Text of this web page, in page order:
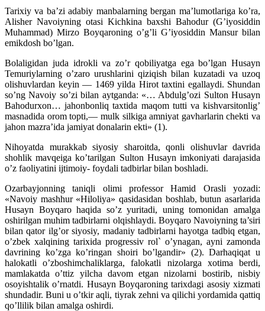
Tarixiy va ba’zi adabiy manbalarning bergan ma’lumotlariga ko’ra,
Alisher Navoiyning otasi Kichkina baxshi Bahodur (G’iyosiddin
Muhammad) Mirzo Boyqaroning o’g’li G’iyosiddin Mansur bilan
emikdosh bo’lgan.
Bolaligidan juda idrokli va zo’r qobiliyatga ega bo’lgan Husayn
Temuriylarning o’zaro urushlarini qiziqish bilan kuzatadi va uzoq
olishuvlardan keyin — 1469 yilda Hirot taxtini egallaydi. Shundan
so’ng Navoiy so’zi bilan aytganda: «… Abdulg’ozi Sulton Husayn
Bahodurxon… jahonbonliq taxtida maqom tutti va kishvarsitonlig’
masnadida orom topti,— mulk silkiga amniyat gavharlarin chekti va
jahon mazra’ida jamiyat donalarin ekti» (1).
Nihoyatda murakkab siyosiy sharoitda, qonli olishuvlar davrida
shohlik mavqeiga ko’tarilgan Sulton Husayn imkoniyati darajasida
o’z faoliyatini ijtimoiy- foydali tadbirlar bilan boshladi.
Ozarbayjonning taniqli olimi professor Hamid Orasli yozadi:
«Navoiy mashhur «Hiloliya» qasidasidan boshlab, butun asarlarida
Husayn Boyqaro haqida so’z yuritadi, uning tomonidan amalga
oshirilgan muhim tadbirlarni olqishlaydi. Boyqaro Navoiyning ta’siri
bilan qator ilg’or siyosiy, madaniy tadbirlarni hayotga tadbiq etgan,
o’zbek xalqining tarixida progressiv rol` o’ynagan, ayni zamonda
davrining ko’zga ko’ringan shoiri bo’lgandir» (2). Darhaqiqat u
halokatli o’zboshimchaliklarga, falokatli nizolarga xotima berdi,
mamlakatda o’ttiz yilcha davom etgan nizolarni bostirib, nisbiy
osoyishtalik o’rnatdi. Husayn Boyqaroning tarixdagi asosiy xizmati
shundadir. Buni u o’tkir aqli, tiyrak zehni va qilichi yordamida qattiq
qo’llilik bilan amalga oshirdi.